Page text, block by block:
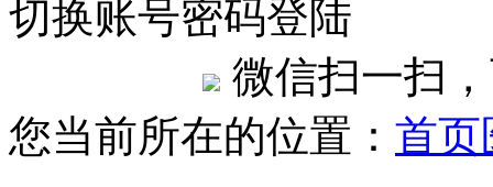
切换账号密码登陆
微信扫一扫
您当前所在的位置： 首页